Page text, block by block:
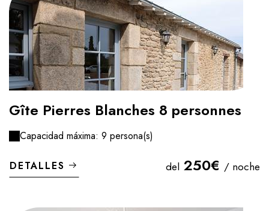
Gîte Pierres Blanches 8 personnes
Capacidad máxima: 9 persona(s)
DETALLES del 250€ / noche